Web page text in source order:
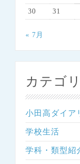
30 31
« 7月
カテゴ
小田高ダイア
学校生活
学科・類型紹